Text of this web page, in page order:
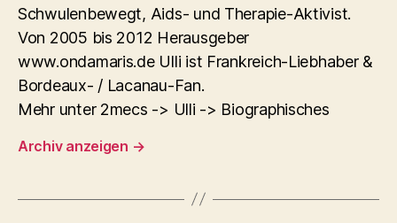
Schwulenbewegt, Aids- und Therapie-Aktivist.
Von 2005 bis 2012 Herausgeber
www.ondamaris.de Ulli ist Frankreich-Liebhaber &
Bordeaux- / Lacanau-Fan.
Mehr unter 2mecs -> Ulli -> Biographisches
Archiv anzeigen →